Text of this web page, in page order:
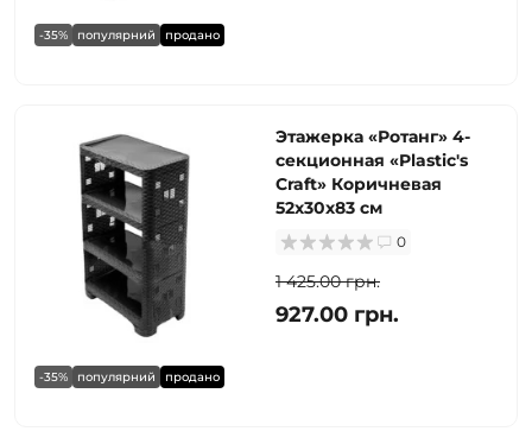
-35% популярний продано
-35% популярний продано
Этажерка «Ротанг» 4-
секционная «Plastic's
Craft» Коричневая
52х30х83 см
0
1 425.00 грн.
927.00 грн.